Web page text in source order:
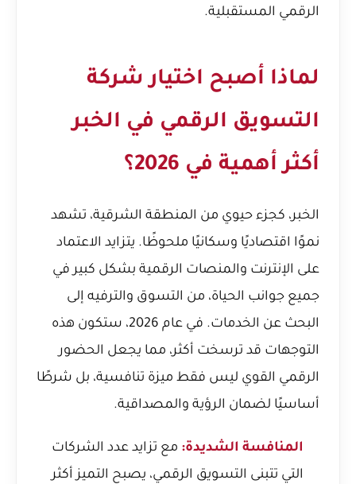
الرقمي المستقبلية.
لماذا أصبح اختيار شركة
التسويق الرقمي في الخبر
أكثر أهمية في 2026؟
الخبر، كجزء حيوي من المنطقة الشرقية، تشهد
نموًا اقتصاديًا وسكانيًا ملحوظًا. يتزايد الاعتماد
على الإنترنت والمنصات الرقمية بشكل كبير في
جميع جوانب الحياة، من التسوق والترفيه إلى
البحث عن الخدمات. في عام 2026، ستكون هذه
التوجهات قد ترسخت أكثر، مما يجعل الحضور
الرقمي القوي ليس فقط ميزة تنافسية، بل شرطًا
أساسيًا لضمان الرؤية والمصداقية.
المنافسة الشديدة: مع تزايد عدد الشركات
التي تتبنى التسويق الرقمي، يصبح التميز أكثر